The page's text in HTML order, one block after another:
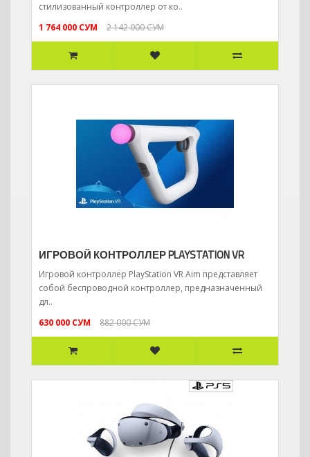
стилизованный контроллер от ко..
1 764 000 СУМ
2 142 000 СУМ
ИГРОВОЙ КОНТРОЛЛЕР PLAYSTATION VR
Игровой контроллер PlayStation VR Aim представляет
собой беспроводной контроллер, предназначенный
дл..
630 000 СУМ
882 000 СУМ